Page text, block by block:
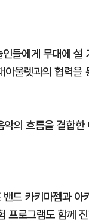
들에게 무대에
울렛과의 협력을
의 흐름을 결합
드 카키마젬과
프로그램도 함께